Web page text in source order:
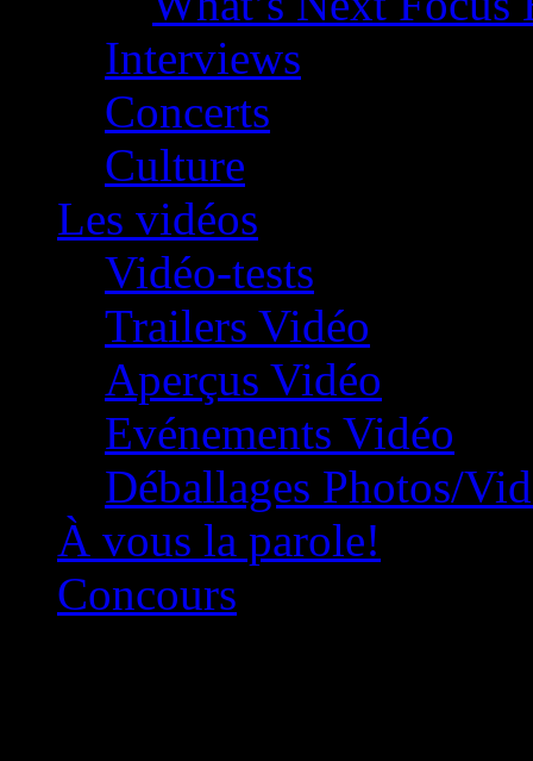
Interviews
Concerts
Culture
Les vidéos
Vidéo-tests
Trailers Vidéo
Aperçus Vidéo
Evénements Vidéo
Déballages Photos/
À vous la parole!
Concours